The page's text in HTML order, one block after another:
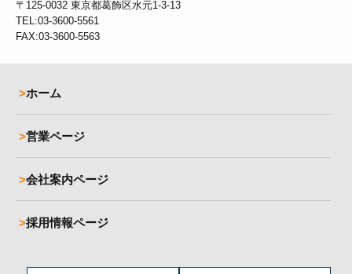
〒125-0032 東京都葛飾区水元1-3-13
TEL:03-3600-5561
FAX:03-3600-5563
ホーム
営業ページ
会社案内ページ
採用情報ページ